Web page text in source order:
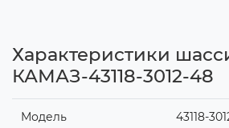
Характеристики
КАМАЗ-43118-3012-48
Модель 43118-